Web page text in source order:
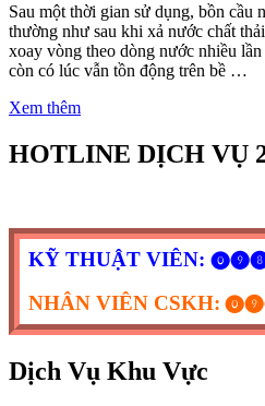
Sau một thời gian sử dụng, bồn cầu
thường như sau khi xả nước chất
xoay vòng theo dòng nước nhiều
còn có lúc vẫn tồn động trên bề …
Xem thêm
HOTLINE DỊCH VỤ
KỸ THUẬT VIÊN:
NHÂN VIÊN CSKH:
Dịch Vụ Khu Vực